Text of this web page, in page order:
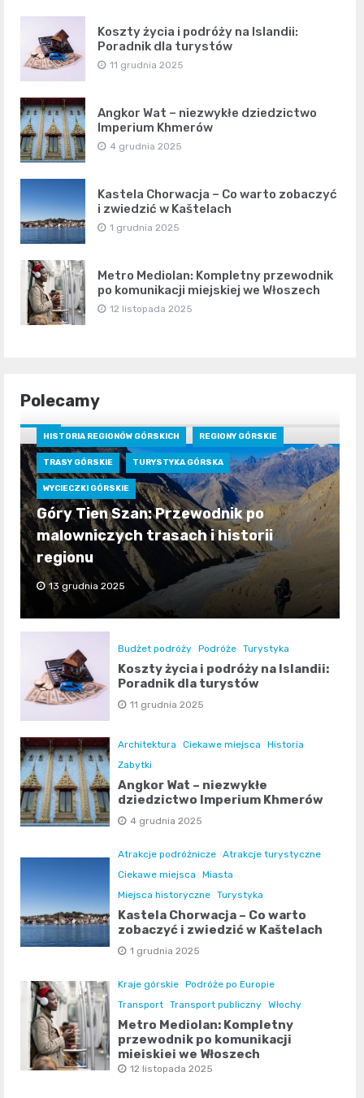
Koszty życia i podróży na Islandii:
Poradnik dla turystów
11 grudnia 2025
Angkor Wat – niezwykłe dziedzictwo
Imperium Khmerów
4 grudnia 2025
Kastela Chorwacja – Co warto zobaczyć
i zwiedzić w Kaštelach
1 grudnia 2025
Metro Mediolan: Kompletny przewodnik
po komunikacji miejskiej we Włoszech
12 listopada 2025
Polecamy
HISTORIA REGIONÓW GÓRSKICH REGIONY GÓRSKIE
TRASY GÓRSKIE TURYSTYKA GÓRSKA
WYCIECZKI GÓRSKIE
Góry Tien Szan: Przewodnik po
malowniczych trasach i historii
regionu
13 grudnia 2025
Budżet podróży Podróże Turystyka
Koszty życia i podróży na Islandii:
Poradnik dla turystów
11 grudnia 2025
Architektura Ciekawe miejsca
Historia
Zabytki
Angkor Wat – niezwykłe
dziedzictwo Imperium Khmerów
4 grudnia 2025
Atrakcje podróżnicze Atrakcje turystyczne
Ciekawe miejsca
Miasta
Miejsca historyczne Turystyka
Kastela Chorwacja – Co warto
zobaczyć i zwiedzić w Kaštelach
1 grudnia 2025
Kraje górskie Podróże po Europie
Transport Transport publiczny Włochy
Metro Mediolan: Kompletny
przewodnik po komunikacji
miejskiej we Włoszech
12 listopada 2025